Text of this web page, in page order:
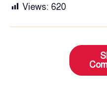
Views: 620